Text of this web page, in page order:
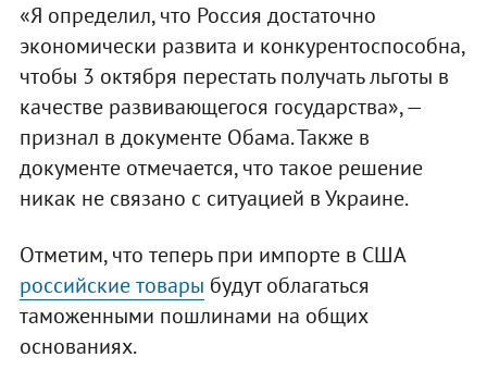
«Я определил, что Россия достаточно
экономически развита и конкурентоспособна,
чтобы 3 октября перестать получать льготы в
качестве развивающегося государства», —
признал в документе Обама. Также в
документе отмечается, что такое решение
никак не связано с ситуацией в Украине.
Отметим, что теперь при импорте в США
российские товары будут облагаться
таможенными пошлинами на общих
основаниях.